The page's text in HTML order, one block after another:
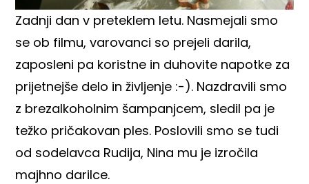
Zadnji dan v preteklem letu. Nasmejali smo
se ob filmu, varovanci so prejeli darila,
zaposleni pa koristne in duhovite napotke za
prijetnejše delo in življenje :-). Nazdravili smo
z brezalkoholnim šampanjcem, sledil pa je
težko pričakovan ples. Poslovili smo se tudi
od sodelavca Rudija, Nina mu je izročila
majhno darilce.